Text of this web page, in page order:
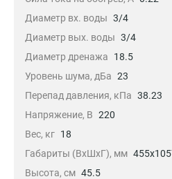
Диаметр вх. воды 3/4
Диаметр вых. воды 3/4
Диаметр дренажа
18.5
Уровень шума, дБа 23
Перепад давления, кПа 38.23
Напряжение, В 220
Вес, кг 18
Габариты (ВxШxГ), мм
Высота, см 45.5